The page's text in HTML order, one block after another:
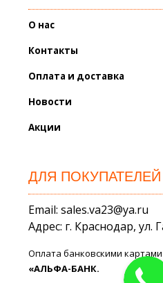
О нас
Контакты
Оплата и доставка
Новости
Акции
ДЛЯ ПОКУПАТЕЛЕЙ
Email: sales.va23@ya.ru
Адрес: г. Краснодар, ул.
Оплата банковскими
«АЛЬФА-БАНК.